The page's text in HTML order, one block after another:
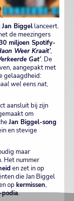
Jan Biggel lanceert.
de meezingers
miljoen Spotify-
Weer Kraait’,
Gat’. De
aangepakt met
gelaagdheid:
wel eens nat,
aansluit bij zijn
om
Jan Biggel-song
en stevige
maar
Het nummer
en zet in op
die Jan Biggel
op kermissen,
.